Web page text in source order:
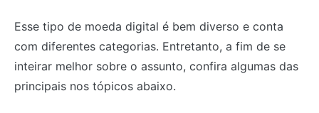
Esse tipo de moeda digital é bem diverso e conta
com diferentes categorias. Entretanto, a fim de se
inteirar melhor sobre o assunto, confira algumas das
principais nos tópicos abaixo.